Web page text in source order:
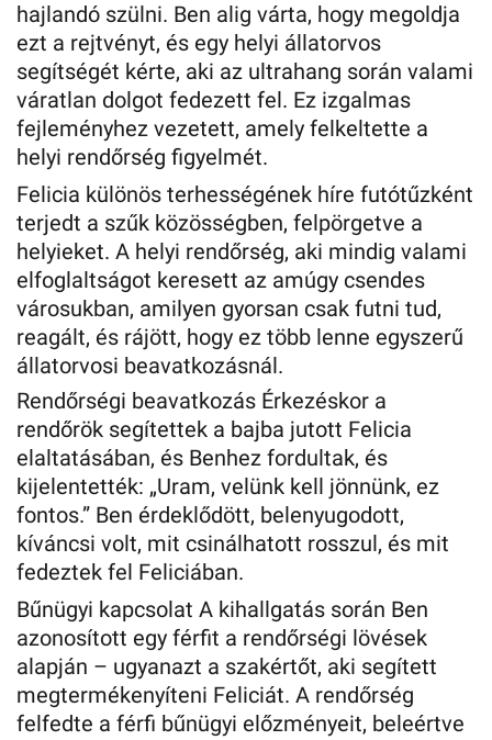
hajlandó szülni. Ben alig várta, hogy megoldja
ezt a rejtvényt, és egy helyi állatorvos
segítségét kérte, aki az ultrahang során valami
váratlan dolgot fedezett fel. Ez izgalmas
fejleményhez vezetett, amely felkeltette a
helyi rendőrség figyelmét.
Felicia különös terhességének híre futótűzként
terjedt a szűk közösségben, felpörgetve a
helyieket. A helyi rendőrség, aki mindig valami
elfoglaltságot keresett az amúgy csendes
városukban, amilyen gyorsan csak futni tud,
reagált, és rájött, hogy ez több lenne egyszerű
állatorvosi beavatkozásnál.
Rendőrségi beavatkozás Érkezéskor a
rendőrök segítettek a bajba jutott Felicia
elaltatásában, és Benhez fordultak, és
kijelentették: „Uram, velünk kell jönnünk, ez
fontos.” Ben érdeklődött, belenyugodott,
kíváncsi volt, mit csinálhatott rosszul, és mit
fedeztek fel Feliciában.
Bűnügyi kapcsolat A kihallgatás során Ben
azonosított egy férfit a rendőrségi lövések
alapján – ugyanazt a szakértőt, aki segített
megtermékenyíteni Feliciát. A rendőrség
felfedte a férfi bűnügyi előzményeit, beleértve